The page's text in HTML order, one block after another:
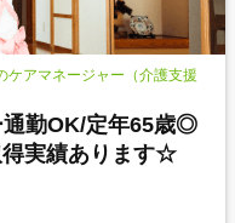
ケアマネージャー（介護支援
通勤OK/定年65歳◎
得実績あります☆